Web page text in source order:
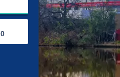
Lugar de devolución
Recogida